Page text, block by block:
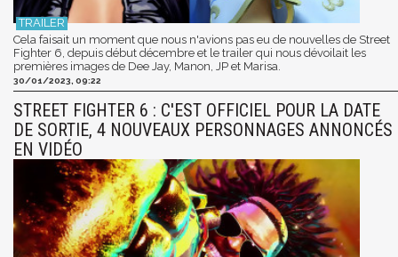
Cela faisait un moment que nous n'avions pas eu de nouvelles de Street
Fighter 6, depuis début décembre et le trailer qui nous dévoilait les
premières images de Dee Jay, Manon, JP et Marisa.
30/01/2023, 09:22
STREET FIGHTER 6 : C'EST OFFICIEL POUR LA DATE
DE SORTIE, 4 NOUVEAUX PERSONNAGES ANNONCÉS
EN VIDÉO